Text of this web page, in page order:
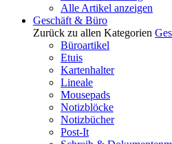
Alle Artikel anzeigen
Geschäft & Büro
Zurück zu allen Kategorien
Büroartikel
Etuis
Kartenhalter
Lineale
Mousepads
Notizblöcke
Notizbücher
Post-It